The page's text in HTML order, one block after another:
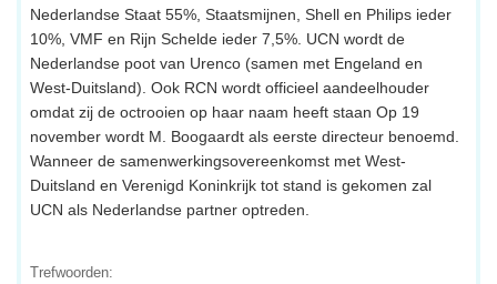
Nederlandse Staat 55%, Staatsmijnen, Shell en Philips ieder
10%, VMF en Rijn Schelde ieder 7,5%. UCN wordt de
Nederlandse poot van Urenco (samen met Engeland en
West-Duitsland). Ook RCN wordt officieel aandeelhouder
omdat zij de octrooien op haar naam heeft staan Op 19
november wordt M. Boogaardt als eerste directeur benoemd.
Wanneer de samenwerkingsovereenkomst met West-
Duitsland en Verenigd Koninkrijk tot stand is gekomen zal
UCN als Nederlandse partner optreden.
Trefwoorden: